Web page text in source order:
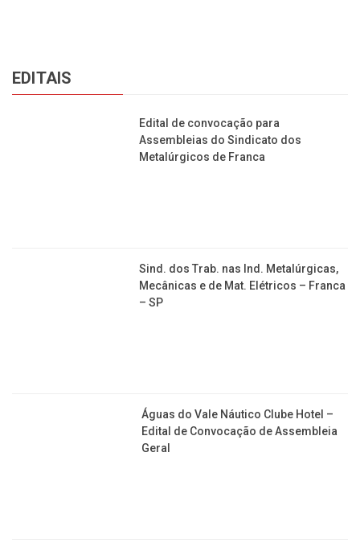
EDITAIS
Edital de convocação para
Assembleias do Sindicato dos
Metalúrgicos de Franca
Sind. dos Trab. nas Ind. Metalúrgicas,
Mecânicas e de Mat. Elétricos – Franca
– SP
Águas do Vale Náutico Clube Hotel –
Edital de Convocação de Assembleia
Geral